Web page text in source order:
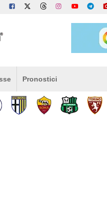
Pronostici